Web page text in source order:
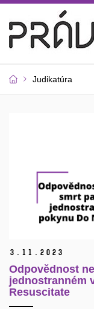
Judikatúra
3. 11. 2023
Odpovědnost
jednostranném
Resuscitate